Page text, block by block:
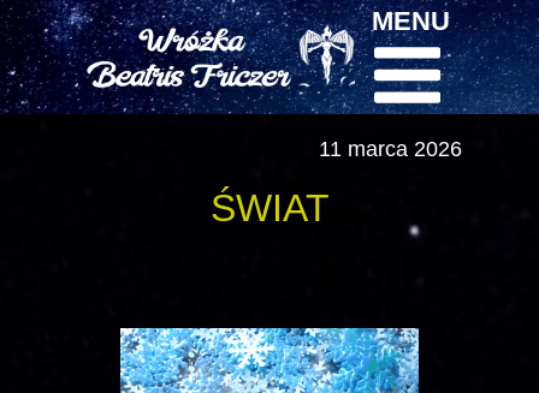
11 marca 2026
ŚWIAT
MENU